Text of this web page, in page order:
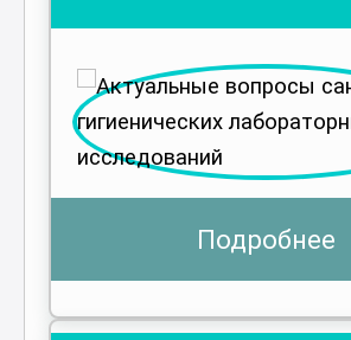
Подробнее